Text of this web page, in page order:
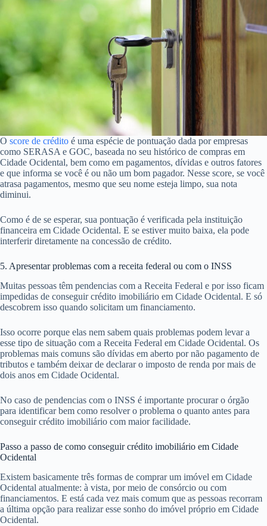
O score de crédito é uma espécie de pontuação dada por empresas
como SERASA e GOC, baseada no seu histórico de compras em
Cidade Ocidental, bem como em pagamentos, dívidas e outros fatores
e que informa se você é ou não um bom pagador. Nesse score, se você
atrasa pagamentos, mesmo que seu nome esteja limpo, sua nota
diminui.
Como é de se esperar, sua pontuação é verificada pela instituição
financeira em Cidade Ocidental. E se estiver muito baixa, ela pode
interferir diretamente na concessão de crédito.
5. Apresentar problemas com a receita federal ou com o INSS
Muitas pessoas têm pendencias com a Receita Federal e por isso ficam
impedidas de conseguir crédito imobiliário em Cidade Ocidental. E só
descobrem isso quando solicitam um financiamento.
Isso ocorre porque elas nem sabem quais problemas podem levar a
esse tipo de situação com a Receita Federal em Cidade Ocidental. Os
problemas mais comuns são dívidas em aberto por não pagamento de
tributos e também deixar de declarar o imposto de renda por mais de
dois anos em Cidade Ocidental.
No caso de pendencias com o INSS é importante procurar o órgão
para identificar bem como resolver o problema o quanto antes para
conseguir crédito imobiliário com maior facilidade.
Passo a passo de como conseguir crédito imobiliário em Cidade
Ocidental
Existem basicamente três formas de comprar um imóvel em Cidade
Ocidental atualmente: à vista, por meio de consórcio ou com
financiamentos. E está cada vez mais comum que as pessoas recorram
a última opção para realizar esse sonho do imóvel próprio em Cidade
Ocidental.